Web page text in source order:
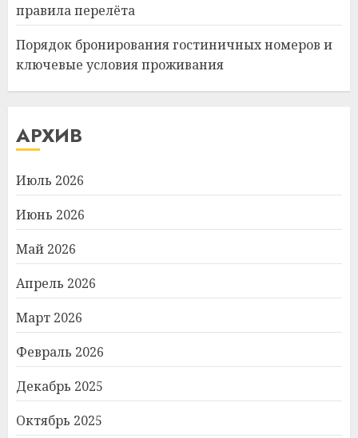
правила перелёта
Порядок бронирования гостиничных номеров и
ключевые условия проживания
АРХИВ
Июль 2026
Июнь 2026
Май 2026
Апрель 2026
Март 2026
Февраль 2026
Декабрь 2025
Октябрь 2025